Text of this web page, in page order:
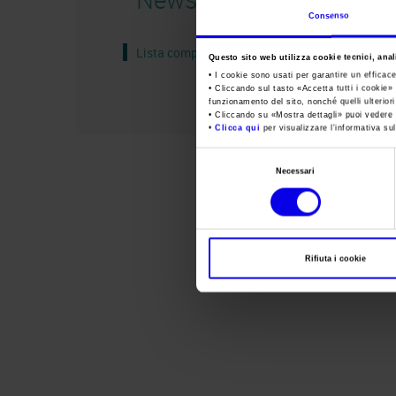
Consenso
Questo sito web utilizza cookie tecnici,
• I cookie sono usati per garantire un
• Cliccando sul tasto «Accetta tutti i cookie»
funzionamento del sito, nonché quelli
• Cliccando su «Mostra dettagli» puoi
•Clicca qui per visualizzare l'informativa
Necessari
Rifiuta i cookie
Lista completa